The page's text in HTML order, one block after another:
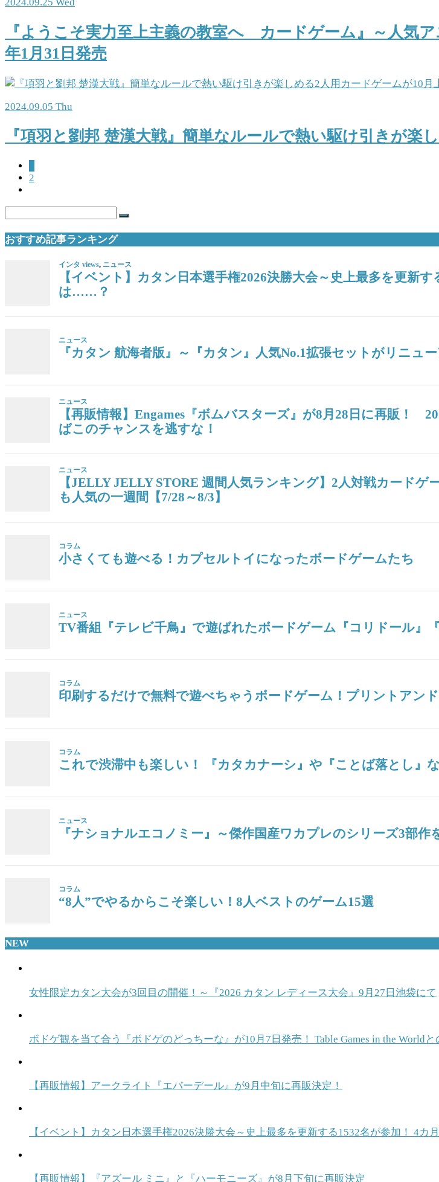
『ようこそ実力至上主義の教室へ カードゲーム』～人気
年1月31日発売
2024.09.05 Thu
『項羽と劉邦 楚漢大戦』簡単なルールで熱い駆け引きが楽
2
おすすめ記事ランキング
インタ views, ニュース
【イベント】カタン日本選手権2026決勝大会～史上最多を更新
は……？
ニュース
『カタン 航海者版』～『カタン』人気No.1拡張セットがリニュ
ニュース
【再販情報】Engames『ボムバスターズ』が8月28日に再販！
ばこのチャンスを逃すな！
ニュース
【JELLY JELLY STORE 週間人気ランキング】2人対戦カード
も人気の一週間【7/28～8/3】
コラム
小さくても遊べる！カプセルトイになったボードゲームたち
ニュース
TV番組『テレビ千鳥』で遊ばれたボードゲーム『コリドール』
コラム
印刷するだけで無料で遊べちゃうボードゲーム！プリントアン
コラム
これで渋滞中も楽しい！ 『カタカナーシ』や『ことば落とし』
ニュース
『ナショナルエコノミー』～傑作国産ワカプレのシリーズ3部
コラム
“8人”でやるからこそ楽しい！8人ベストのゲーム15選
NEW
女性限定カタン大会が3回目の開催！～『2026 カタン レディース大会』9月27日池袋にて
ボドゲ観を当て合う『ボドゲのどっちーな』が10月7日発売！ Table Games in the World
【再販情報】アークライト『エバーデール』が9月中旬に再販決定！
【イベント】カタン日本選手権2026決勝大会～史上最多を更新する1532名が参加！ 4
【再販情報】『アズール ミニ』と『ハーモニーズ』が8月下旬に再販決定